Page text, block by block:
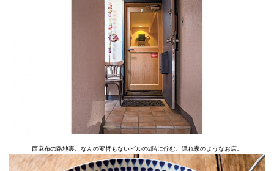
西麻布の路地裏。なんの変哲もないビルの2階に佇む、隠れ家のようなお店。